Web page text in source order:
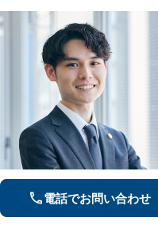
電話でお問い合わせ